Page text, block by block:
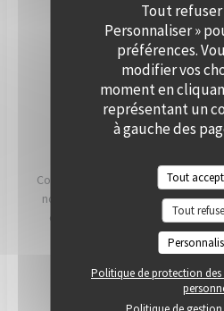
Tout refuser
Personnaliser »
préférences.
modifier vos
moment en
représentant un
à gauche des
Tout
Tout
Politique de protection des
NOS
Conscients que ce que nous
notre santé, notre planète et nos
et nos équipes travaillent
avoir le plus possible.
LIRE